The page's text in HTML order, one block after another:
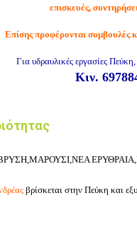
επισκευές,
Επίσης προφέρονται συμβουλές
Για υδραυλικές εργασίες
Κιν.
βρίσκεται στην Πεύκη και